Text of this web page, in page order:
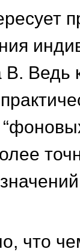
Ведь
что